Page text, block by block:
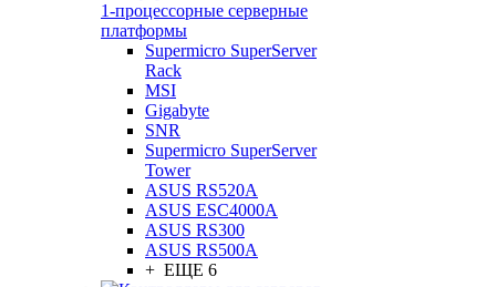
1-процессорные серверные
платформы
Supermicro SuperServer
Rack
MSI
Gigabyte
SNR
Supermicro SuperServer
Tower
ASUS RS520A
ASUS ESC4000A
ASUS RS300
ASUS RS500A
+ ЕЩЕ 6